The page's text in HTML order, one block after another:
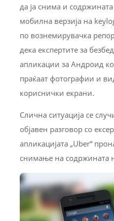
да ја снима и
мобилна верзија на
по вознемирувачка
дека експертите за
апликации за Андроид
праќаат фотографии и
кориснички екрани.
Слична ситуација се
објавен разговор со
апликацијата „Uber“
снимање на содржината